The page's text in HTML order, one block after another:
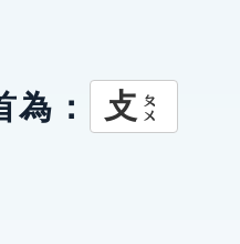
： 攴 ㄆㄨ